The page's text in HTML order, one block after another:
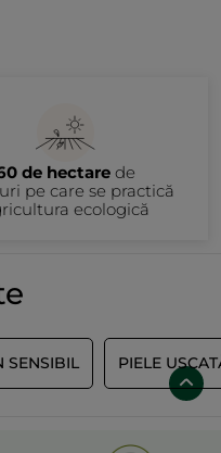
de hectarede
pe care se practică
ecologică
SENSIBIL PIELE